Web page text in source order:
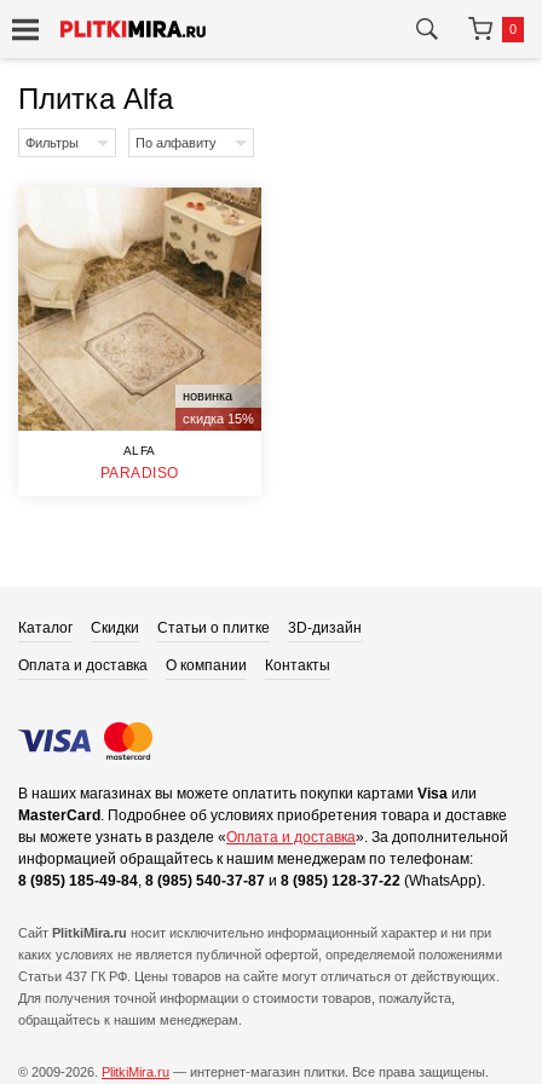
0
Плитка Alfa
Фильтры По алфавиту
новинка
скидка 15%
ALFA
PARADISO
Каталог Скидки Статьи о плитке 3D-дизайн
Оплата и доставка О компании Контакты
В наших магазинах вы можете оплатить покупки картами Visa или
MasterCard Подробнее об условиях приобретения товара и доставке
вы можете узнать в разделе «Оплата и доставка». За дополнительной
информацией обращайтесь к нашим менеджерам по телефонам:
8 (985) 185-49-84 8 (985) 540-37-87 и 8 (985) 128-37-22 (WhatsApp).
Сайт PlitkiMira.ru носит исключительно информационный характер и ни при
каких условиях не является публичной офертой, определяемой положениями
Статьи 437 ГК РФ. Цены товаров на сайте могут отличаться от действующих.
Для получения точной информации о стоимости товаров, пожалуйста,
обращайтесь к нашим менеджерам.
© 2009-2026. PlitkiMira.ru — интернет-магазин плитки. Все права защищены.